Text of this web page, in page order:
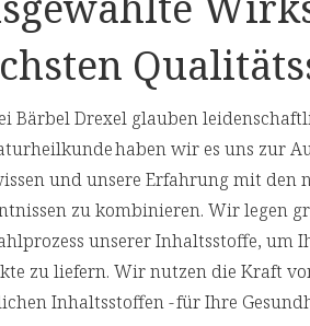
vor oxidativem Stress bei.
die den
für
Bärbel Drexel glauben
haben wir es uns zur
und unsere Erfahrung mit den
zu kombinieren. Wir legen
unserer Inhaltsstoffe, um
zu liefern. Wir nutzen die Kraft
Inhaltsstoffen - für Ihre